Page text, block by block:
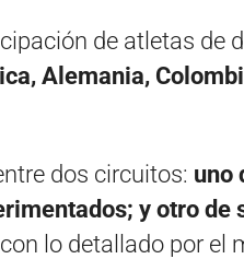
de atletas de
Alemania,
dos circuitos: uno
y otro de
lo detallado por el